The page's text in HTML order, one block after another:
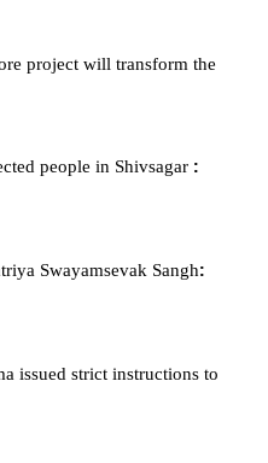
project will transform the
people in Shivsagar :
Swayamsevak Sangh:
issued strict instructions to